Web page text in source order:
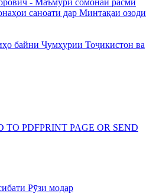
саноати дар Минтақаи озоди
байни Ҷумҳурии Тоҷикистон ва
PRINT PAGE OR SEND
Рӯзи модар